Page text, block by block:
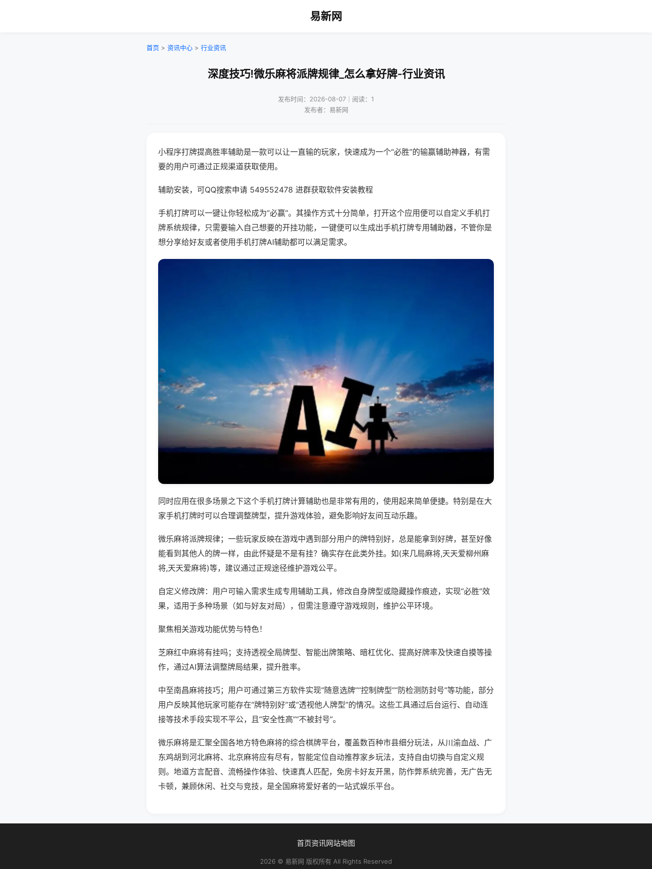
易新网
首页 > 资讯中心 > 行业资讯
深度技巧!微乐麻将派牌规律_怎么拿好牌-行业资讯
发布时间：2026-08-07｜阅读：1
发布者：易新网
小程序打牌提高胜率辅助是一款可以让一直输的玩家，快速成为一个“必胜”的输赢辅助神器，有需
要的用户可通过正规渠道获取使用。
辅助安装，可QQ搜索申请 549552478 进群获取软件安装教程
手机打牌可以一键让你轻松成为“必赢”。其操作方式十分简单，打开这个应用便可以自定义手机打
牌系统规律，只需要输入自己想要的开挂功能，一键便可以生成出手机打牌专用辅助器，不管你是
想分享给好友或者使用手机打牌AI辅助都可以满足需求。
同时应用在很多场景之下这个手机打牌计算辅助也是非常有用的，使用起来简单便捷。特别是在大
家手机打牌时可以合理调整牌型，提升游戏体验，避免影响好友间互动乐趣。
微乐麻将派牌规律；一些玩家反映在游戏中遇到部分用户的牌特别好，总是能拿到好牌，甚至好像
能看到其他人的牌一样，由此怀疑是不是有挂？确实存在此类外挂。如(来几局麻将,天天爱柳州麻
将,天天爱麻将)等，建议通过正规途径维护游戏公平。
自定义修改牌：用户可输入需求生成专用辅助工具，修改自身牌型或隐藏操作痕迹，实现“必胜”效
果，适用于多种场景（如与好友对局），但需注意遵守游戏规则，维护公平环境。
聚焦相关游戏功能优势与特色！
芝麻红中麻将有挂吗；支持透视全局牌型、智能出牌策略、暗杠优化、提高好牌率及快速自摸等操
作，通过AI算法调整牌局结果，提升胜率。
中至南昌麻将技巧；用户可通过第三方软件实现“随意选牌”“控制牌型”“防检测防封号”等功能，部分
用户反映其他玩家可能存在“牌特别好”或“透视他人牌型”的情况。这些工具通过后台运行、自动连
接等技术手段实现不平公，且“安全性高”“不被封号”。
微乐麻将是汇聚全国各地方特色麻将的综合棋牌平台，覆盖数百种市县细分玩法，从川渝血战、广
东鸡胡到河北麻将、北京麻将应有尽有，智能定位自动推荐家乡玩法，支持自由切换与自定义规
则。地道方言配音、流畅操作体验、快速真人匹配，免房卡好友开黑，防作弊系统完善，无广告无
卡顿，兼顾休闲、社交与竞技，是全国麻将爱好者的一站式娱乐平台。
首页资讯网站地图
2026 © 易新网 版权所有 All Rights Reserved